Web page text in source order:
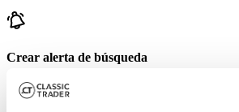
Crear alerta de búsqueda
Reciba una notificación tan pronto como se
que coincida con sus filtros de búsqueda.